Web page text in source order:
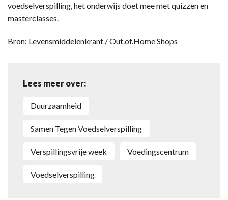
voedselverspilling, het onderwijs doet mee met quizzen en
masterclasses.
Bron: Levensmiddelenkrant / Out.of.Home Shops
Lees meer over:
duurzaamheid
Samen Tegen Voedselverspilling
Verspillingsvrije week Voedingscentrum
Voedselverspilling